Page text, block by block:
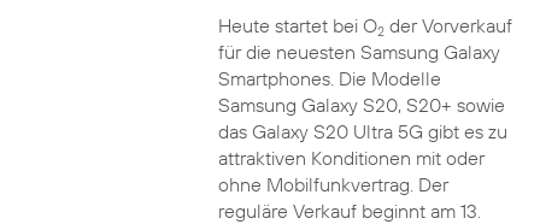
Heute startet bei O2der Vorverkauf
für die neuesten Samsung Galaxy
Smartphones. Die Modelle
Samsung Galaxy S20, S20+ sowie
das Galaxy S20 Ultra 5G gibt es zu
attraktiven Konditionen mit oder
ohne Mobilfunkvertrag. Der
reguläre Verkauf beginnt am 13.